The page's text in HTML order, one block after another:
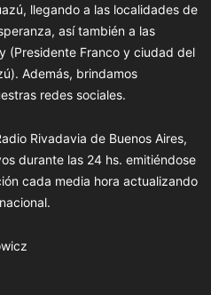
llegando a las localidades de
así también a las
(Presidente Franco y ciudad del
Además, brindamos
redes sociales.
Rivadavia de Buenos Aires,
durante las 24 hs. emitiéndose
cada media hora actualizando